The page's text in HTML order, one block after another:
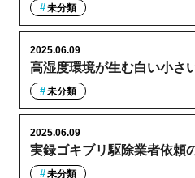
未分類
高湿度環境が生む白い小さ
2025.06.09
未分類
実録ゴキブリ駆除業者依頼
2025.06.09
未分類